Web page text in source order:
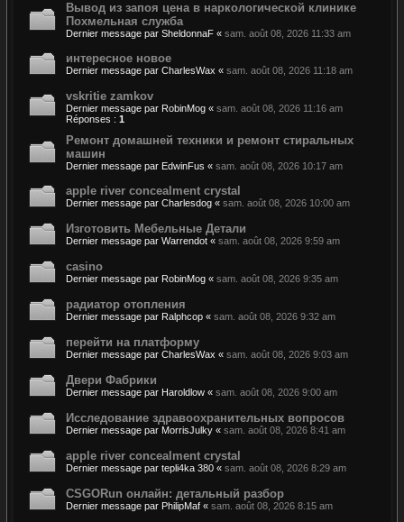
Вывод из запоя цена в наркологической клинике
Похмельная служба
Dernier message par SheldonnaF « sam. août 08, 2026 11:33 am
интересное новое
Dernier message par CharlesWax « sam. août 08, 2026 11:18 am
vskritie zamkov
Dernier message par RobinMog « sam. août 08, 2026 11:16 am
Réponses : 1
Ремонт домашней техники и ремонт стиральных
машин
Dernier message par EdwinFus « sam. août 08, 2026 10:17 am
apple river concealment crystal
Dernier message par Charlesdog « sam. août 08, 2026 10:00 am
Изготовить Мебельные Детали
Dernier message par Warrendot « sam. août 08, 2026 9:59 am
casino
Dernier message par RobinMog « sam. août 08, 2026 9:35 am
радиатор отопления
Dernier message par Ralphcop « sam. août 08, 2026 9:32 am
перейти на платформу
Dernier message par CharlesWax « sam. août 08, 2026 9:03 am
Двери Фабрики
Dernier message par Haroldlow « sam. août 08, 2026 9:00 am
Исследование здравоохранительных вопросов
Dernier message par MorrisJulky « sam. août 08, 2026 8:41 am
apple river concealment crystal
Dernier message par tepli4ka 380 « sam. août 08, 2026 8:29 am
CSGORun онлайн: детальный разбор
Dernier message par PhilipMaf « sam. août 08, 2026 8:15 am